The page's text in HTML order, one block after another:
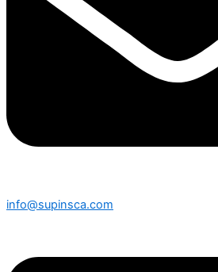
info@supinsca.com